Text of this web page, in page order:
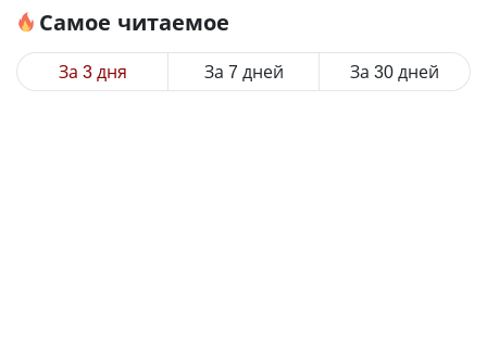
Самое читаемое
За 3 дня За 7 дней За 30 дней